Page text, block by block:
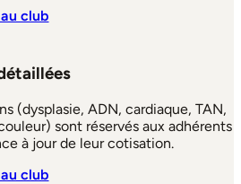
club
(dysplasie, ADN, cardiaque, TAN,
sont réservés aux adhérents
à jour de leur cotisation.
club